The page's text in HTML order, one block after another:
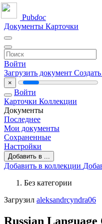
Pubdoc
Документы Карточки
Войти
Загрузить документ
×
Войти
Карточки Коллекции
Документы
Последнее
Мои документы
Сохраненные
Настройки
Добавить в ...
Добавить в коллекции
Без категории
Загрузил aleksandrcyndra06
Russian